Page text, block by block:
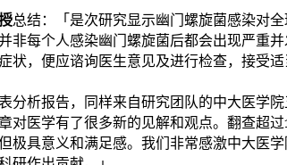
总结：「是次研究显示幽门螺旋菌感染对
非每个人感染幽门螺旋菌后都会出现严重
，便应谘询医生意见及进行检查，接受适
分析报告，同样来自研究团队的中大医学
对医学有了很多新的见解和观点。翻查超
极具意义和满足感。我们非常感激中大医